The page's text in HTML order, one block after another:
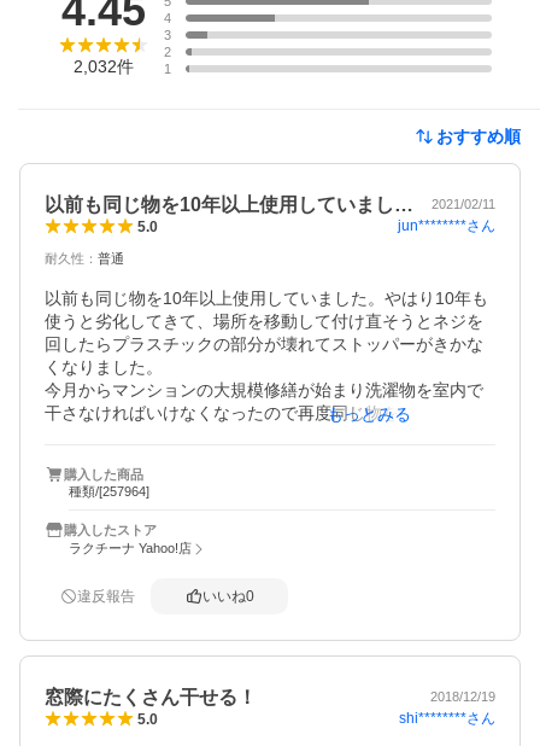
4.45
2,032件
4
3
2
1
おすすめ順
以前も同じ物を10年以上使用していまし… 2021/02/11
5.0 jun********さん
耐久性 ： 普通
以前も同じ物を10年以上使用していました。やはり10年も
使うと劣化してきて、場所を移動して付け直そうとネジを
回したらプラスチックの部分が壊れてストッパーがきかな
くなりました。
今月からマンションの大規模修繕が始まり洗濯物を室内で
干さなければいけなくなったので再度同じ物を購入しまし
縦の長さ調節が長くなった事と、竿を掛けるところがしっ
かりホールドするように改良されているようです。出来れ
ば横の長さをもう少し長くできたら広い窓の新しいタイプ
す！
もっとみる
購入した商品
種類/[257964]
購入したストア
ラクチーナ Yahoo!店
違反報告 いいね0
窓際にたくさん干せる！ 2018/12/19
5.0 shi********さん